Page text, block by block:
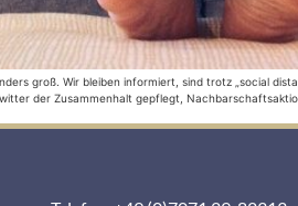
groß. Wir bleiben informiert, sind trotz „social
der Zusammenhalt gepflegt,